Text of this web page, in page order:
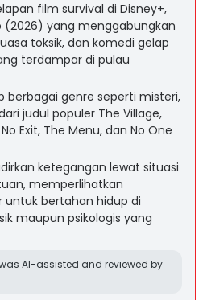
film survival di Disney+,
(2026) yang menggabungkan
toksik, dan komedi gelap
terdampar di pulau
berbagai genre seperti misteri,
judul populer The Village,
Exit, The Menu, dan No One
ketegangan lewat situasi
memperlihatkan
untuk bertahan hidup di
maupun psikologis yang
AI-assisted and reviewed by